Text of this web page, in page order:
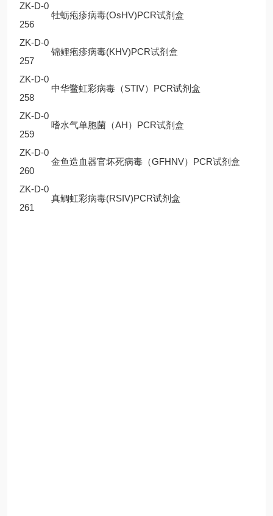
ZK-D-0
256
牡蛎疱疹病毒(OsHV)PCR试剂盒
ZK-D-0
257
锦鲤疱疹病毒(KHV)PCR试剂盒
ZK-D-0
258
中华鳖虹彩病毒（STIV）PCR试剂盒
ZK-D-0
259
嗜水气单胞菌（AH）PCR试剂盒
ZK-D-0
260
金鱼造血器官坏死病毒（GFHNV）PCR试剂盒
ZK-D-0
261
真鲷虹彩病毒(RSIV)PCR试剂盒